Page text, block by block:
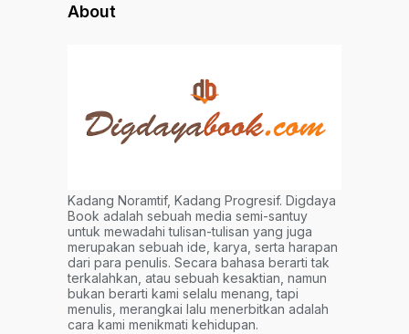
About
Kadang Noramtif, Kadang Progresif. Digdaya
Book adalah sebuah media semi-santuy
untuk mewadahi tulisan-tulisan yang juga
merupakan sebuah ide, karya, serta harapan
dari para penulis. Secara bahasa berarti tak
terkalahkan, atau sebuah kesaktian, namun
bukan berarti kami selalu menang, tapi
menulis, merangkai lalu menerbitkan adalah
cara kami menikmati kehidupan.